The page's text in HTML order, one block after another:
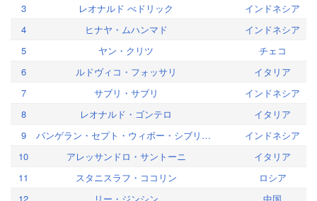
3
レオナルド べドリック
インドネシア
4
ヒナヤ・ムハンマド
インドネシア
5
ヤン・クリツ
チェコ
6
ルドヴィコ・フォッサリ
イタリア
7
サブリ・サブリ
インドネシア
8
レオナルド・ゴンテロ
イタリア
9
パンゲラン・セプト・ウィボー・シブリアン
インドネシア
10
アレッサンドロ・サントーニ
イタリア
11
スタニスラフ・ココリン
ロシア
12
リー・ジンシン
中国